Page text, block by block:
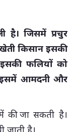
है। जिसमें प्रचुर
खेती किसान इसकी
फलियों को
इसमें आमदनी और
में की जा सकती है।
जाती है।